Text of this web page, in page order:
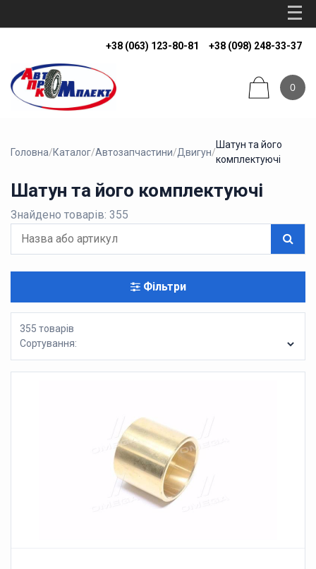
+38 (063) 123-80-81 +38 (098) 248-33-37
0
Головна/Каталог/Автозапчастини/Двигун/
Шатун та його
комплектуючі
Шатун та його комплектуючі
Знайдено товарів: 355
Фільтри
355 товарів
Сортування: